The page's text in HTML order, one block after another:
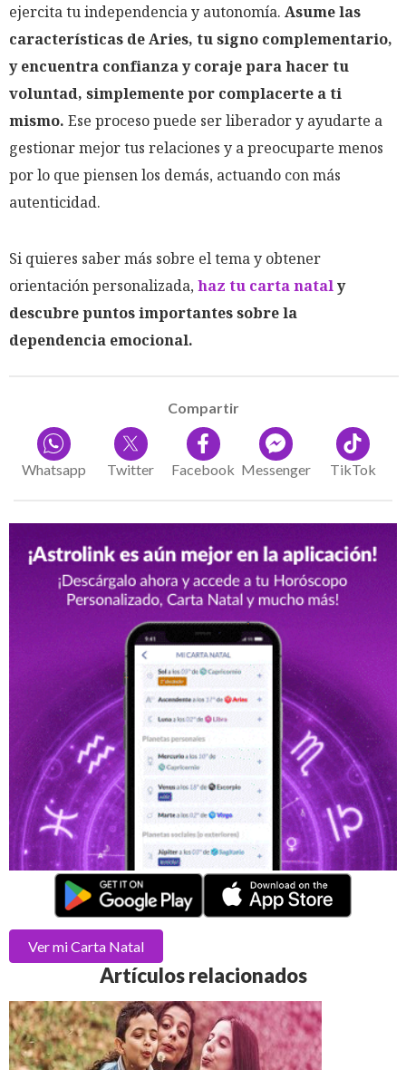
ejercita tu independencia y autonomía. Asume las
características de Aries, tu signo complementario,
y encuentra confianza y coraje para hacer tu
voluntad, simplemente por complacerte a ti
mismo. Ese proceso puede ser liberador y ayudarte a
gestionar mejor tus relaciones y a preocuparte menos
por lo que piensen los demás, actuando con más
autenticidad.
Si quieres saber más sobre el tema y obtener
orientación personalizada,haz tu carta nataly
descubre puntos importantes sobre la
dependencia emocional.
Compartir
Whatsapp Twitter Facebook Messenger TikTok
Ver miCarta Natal
Artículos relacionados